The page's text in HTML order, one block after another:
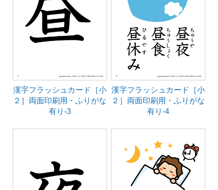
漢字フラッシュカード［小
２］両面印刷用・ふりがな
有り-3
漢字フラッシュカード［小
２］両面印刷用・ふりがな
有り-4